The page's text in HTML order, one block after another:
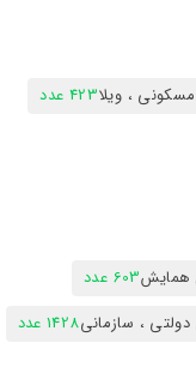
، ویلا423 عدد
همایش603 عدد
، سازمانی1428 عدد